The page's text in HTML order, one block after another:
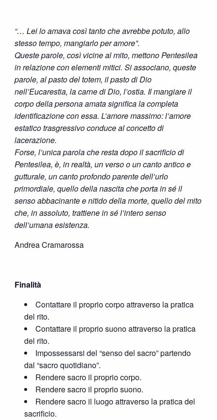
“… Lei lo amava così tanto che avrebbe potuto, allo
stesso tempo, mangiarlo per amore”.
Queste parole, così vicine al mito, mettono Pentesilea
in relazione con elementi mitici. Si associano, queste
parole, al pasto del totem, il pasto di Dio
nell’Eucarestia, la carne di Dio, l’ostia. Il mangiare il
corpo della persona amata significa la completa
identificazione con essa. L’amore massimo: l’amore
estatico trasgressivo conduce al concetto di
lacerazione.
Forse, l’unica parola che resta dopo il sacrificio di
Pentesilea, è, in realtà, un verso o un canto antico e
gutturale, un canto profondo parente dell’urlo
primordiale, quello della nascita che porta in sé il
senso abbacinante e nitido della morte, quello del mito
che, in assoluto, trattiene in sé l’intero senso
dell’umana esistenza.
Andrea Cramarossa
Finalità
Contattare il proprio corpo attraverso la pratica
del rito.
Contattare il proprio suono attraverso la pratica
del rito.
Impossessarsi del “senso del sacro” partendo
dal “sacro quotidiano”.
Rendere sacro il proprio corpo.
Rendere sacro il proprio suono.
Rendere sacro il luogo attraverso la pratica del
sacrificio.